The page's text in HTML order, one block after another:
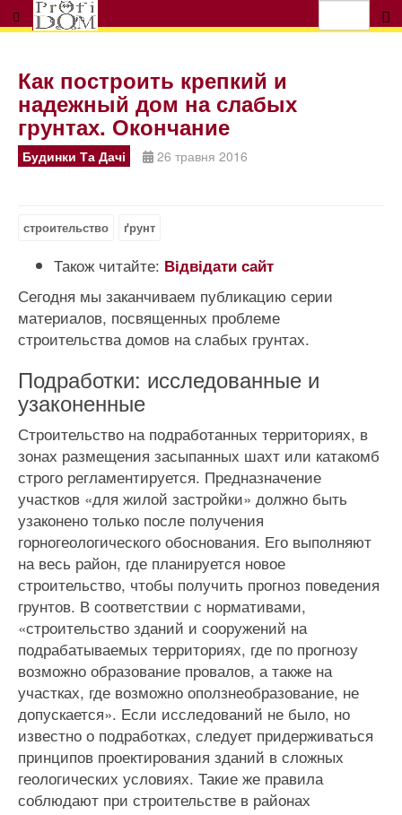
Как построить крепкий и
надежный дом на слабых
грунтах. Окончание
Будинки Та Дачі 26 травня 2016
строительство ґрунт
Також читайте: Відвідати сайт
Сегодня мы заканчиваем публикацию серии
материалов, посвященных проблеме
строительства домов на слабых грунтах.
Подработки: исследованные и
узаконенные
Строительство на подработанных территориях, в
зонах размещения засыпанных шахт или катакомб
строго регламентируется. Предназначение
участков «для жилой застройки» должно быть
узаконено только после получения
горногеологического обоснования. Его выполняют
на весь район, где планируется новое
строительство, чтобы получить прогноз поведения
грунтов. В соответствии с нормативами,
«строительство зданий и сооружений на
подрабатываемых территориях, где по прогнозу
возможно образование провалов, а также на
участках, где возможно оползнеобразование, не
допускается». Если исследований не было, но
известно о подработках, следует придерживаться
принципов проектирования зданий в сложных
геологических условиях. Такие же правила
соблюдают при строительстве в районах